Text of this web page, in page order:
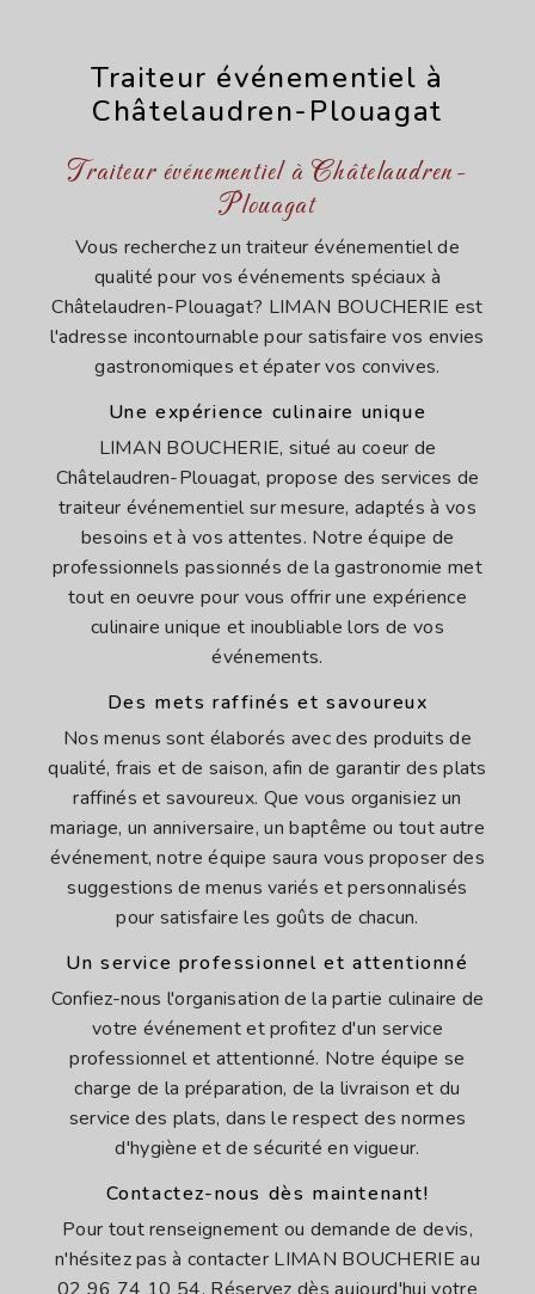
Traiteur événementiel à
Châtelaudren-Plouagat
Traiteur événementiel à Châtelaudren-
Plouagat
Vous recherchez un traiteur événementiel de
qualité pour vos événements spéciaux à
Châtelaudren-Plouagat? LIMAN BOUCHERIE est
l'adresse incontournable pour satisfaire vos envies
gastronomiques et épater vos convives.
Une expérience culinaire unique
LIMAN BOUCHERIE, situé au coeur de
Châtelaudren-Plouagat, propose des services de
traiteur événementiel sur mesure, adaptés à vos
besoins et à vos attentes. Notre équipe de
professionnels passionnés de la gastronomie met
tout en oeuvre pour vous offrir une expérience
culinaire unique et inoubliable lors de vos
événements.
Des mets raffinés et savoureux
Nos menus sont élaborés avec des produits de
qualité, frais et de saison, afin de garantir des plats
raffinés et savoureux. Que vous organisiez un
mariage, un anniversaire, un baptême ou tout autre
événement, notre équipe saura vous proposer des
suggestions de menus variés et personnalisés
pour satisfaire les goûts de chacun.
Un service professionnel et attentionné
Confiez-nous l'organisation de la partie culinaire de
votre événement et profitez d'un service
professionnel et attentionné. Notre équipe se
charge de la préparation, de la livraison et du
service des plats, dans le respect des normes
d'hygiène et de sécurité en vigueur.
Contactez-nous dès maintenant!
Pour tout renseignement ou demande de devis,
n'hésitez pas à contacter LIMAN BOUCHERIE au